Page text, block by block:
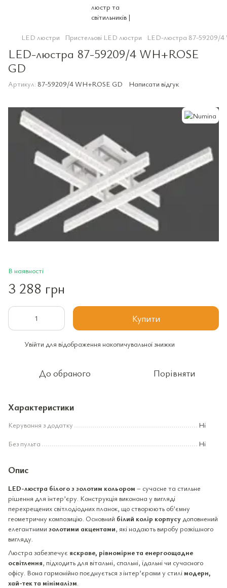
LED люстри Пристельові LED люстри LED-люстра 87-59209/4
LED-люстра 87-59209/4 WH+ROSE
GD
Артикул: 87-59209/4 WH+ROSE GD Написати відгук
В наявності
3 288 грн
Купити
Увійти для відображення накопичувальної знижки
До обраного Порівняти
Характеристики
Керування з додатку
Ні
Без пульта
Ні
Опис
LED-люстра білого з золотим кольором – сучасне та стильне
рішення для інтер’єру. Конструкція виконана у вигляді
перехрещених світлодіодних планок, що створюють об’ємну
геометричну композицію. Основний білий колір корпусу доповнений
елегантними золотими акцентами, які надають виробу розкішного
вигляду.
Люстра забезпечує яскраве, рівномірне та енергоощадне
освітлення, підходить для вітальні, спальні, їдальні чи сучасного
офісу. Вона гармонійно поєднується з інтер’єрами у стилі модерн,
хай-тек та мінімалізм.